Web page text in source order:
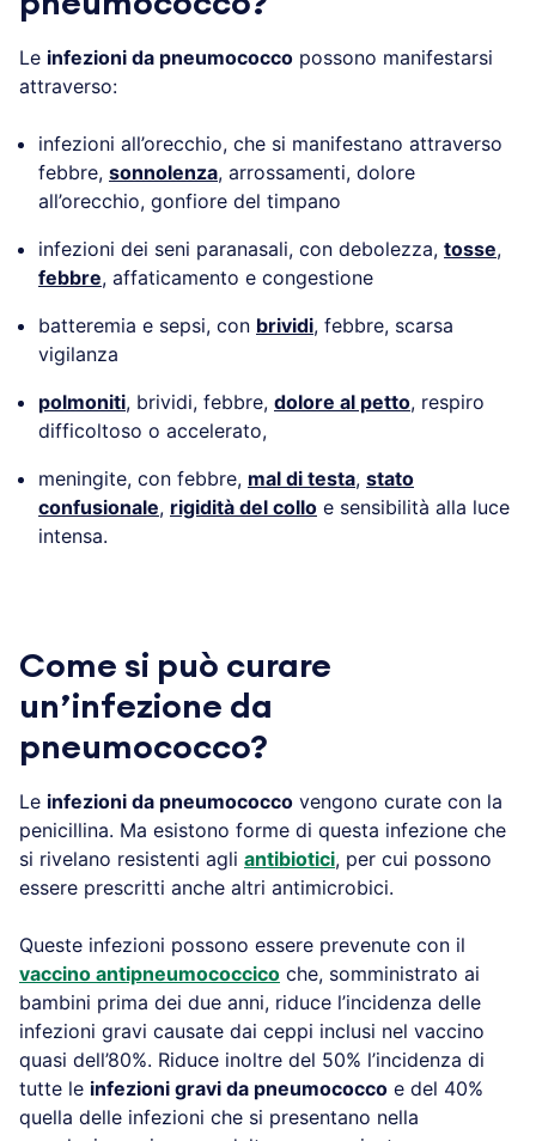
Le infezioni da pneumococco possono manifestarsi
attraverso:
infezioni all’orecchio, che si manifestano attraverso
febbre, sonnolenza, arrossamenti, dolore
all’orecchio, gonfiore del timpano
infezioni dei seni paranasali, con debolezza, tosse,
febbre, affaticamento e congestione
batteremia e sepsi, con brividi, febbre, scarsa
vigilanza
polmoniti, brividi, febbre, dolore al petto, respiro
difficoltoso o accelerato,
meningite, con febbre, mal di testa, stato
confusionale, rigidità del collo e sensibilità alla luce
intensa.
Come si può curare
un’infezione da
pneumococco?
Le infezioni da pneumococco vengono curate con la
penicillina. Ma esistono forme di questa infezione che
si rivelano resistenti agli antibiotici, per cui possono
essere prescritti anche altri antimicrobici.
Queste infezioni possono essere prevenute con il
vaccino antipneumococcico che, somministrato ai
bambini prima dei due anni, riduce l’incidenza delle
infezioni gravi causate dai ceppi inclusi nel vaccino
quasi dell’80%. Riduce inoltre del 50% l’incidenza di
tutte le infezioni gravi da pneumococco e del 40%
quella delle infezioni che si presentano nella